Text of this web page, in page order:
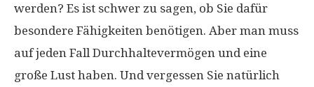
werden? Es ist schwer zu sagen, ob Sie dafür
besondere Fähigkeiten benötigen. Aber man muss
auf jeden Fall Durchhaltevermögen und eine
große Lust haben. Und vergessen Sie natürlich